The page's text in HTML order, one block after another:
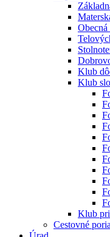
Klub
Klub
Klub
Cestovné